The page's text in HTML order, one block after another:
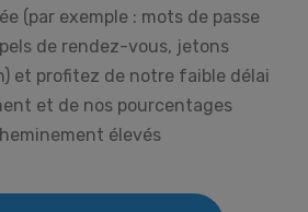
(par exemple : mots de passe
de rendez-vous, jetons
et profitez de notre faible délai
et de nos pourcentages
élevés